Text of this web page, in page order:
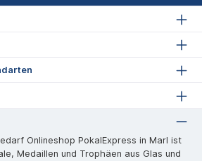
Onlineshop PokalExpress in Marl ist
Medaillen und Trophäen aus Glas und